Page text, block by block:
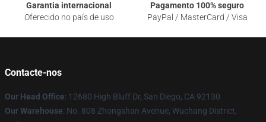
Garantia internacional
Oferecido no país de uso
Pagamento 100% seguro
PayPal / MasterCard / Visa
Contacte-nos
Our Head Office: 12680 High Bluff Dr, San Diego, CA 92130
Our Warehouse: No. 808 Zhongshan Avenue, Wuchang District,